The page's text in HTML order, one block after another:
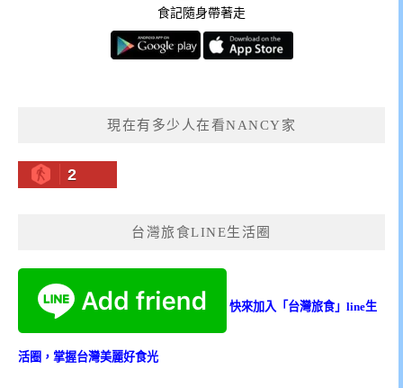
食記隨身帶著走
現在有多少人在看NANCY家
2
台灣旅食LINE生活圈
快來加入「台灣旅食」line生
活圈，掌握台灣美麗好食光